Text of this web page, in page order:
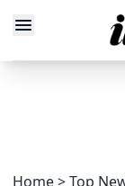
Home Top